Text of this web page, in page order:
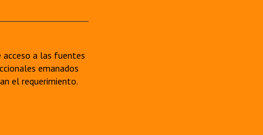
acceso a las fuentes
emanados
el requerimiento.